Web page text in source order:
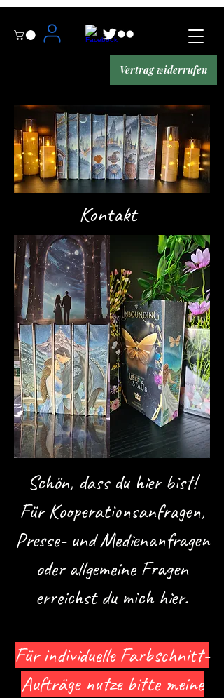
Vertrag widerrufen
Kontakt
Schön, dass du hier bist!
Für Kooperationsanfragen,
Presse- und Medienanfragen
oder allgemeine Fragen
erreichst du mich hier.
Für individuelle Farbschnitt-
Aufträge nutze bitte meine